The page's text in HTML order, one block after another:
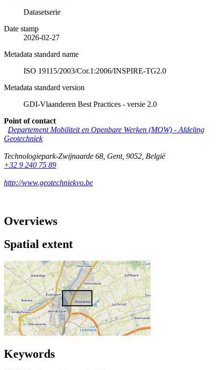
Datasetserie
Date stamp
2026-02-27
Metadata standard name
ISO 19115/2003/Cor.1:2006/INSPIRE-TG2.0
Metadata standard version
GDI-Vlaanderen Best Practices - versie 2.0
Point of contact
Departement Mobiliteit en Openbare Werken (MOW) - Afdeling
Geotechniek
Technologiepark-Zwijnaarde 68 Gent, 9052 België
+32 9 240 75 89
http://www.geotechniekvo.be
Overviews
Spatial extent
Keywords